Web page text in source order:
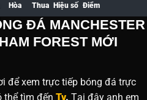
Hòa Thua Hiệu số Điểm
ĐÁ MANCHESTER
FOREST MỚI
để xem trực tiếp bóng đá trực
thể tìm đến Tv. Tại đây anh em